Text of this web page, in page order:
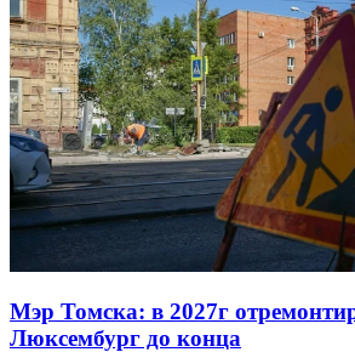
Мэр Томска: в 2027г
Люксембург до конца